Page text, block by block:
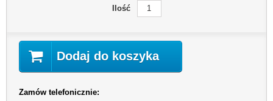
Ilość
Dodaj do koszyka
Zamów telefonicznie: